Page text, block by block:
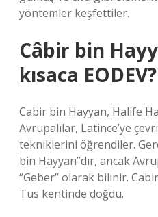
yöntemler keşfettiler.
Câbir bin
kısaca EODEV?
Cabir bin Hayyan, Halife
Avrupalılar, Latince’ye
tekniklerini öğrendiler.
bin Hayyan”dır, ancak
“Geber” olarak bilinir.
Tus kentinde doğdu.